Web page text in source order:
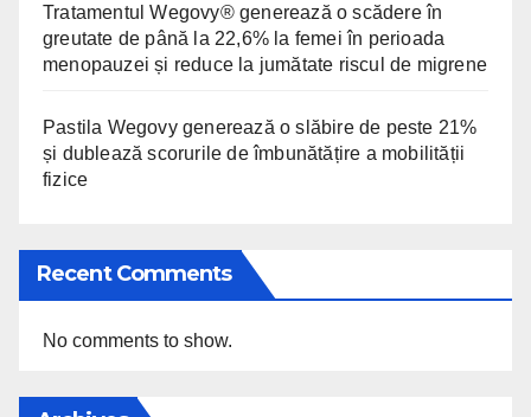
Tratamentul Wegovy® generează o scădere în
greutate de până la 22,6% la femei în perioada
menopauzei și reduce la jumătate riscul de migrene
Pastila Wegovy generează o slăbire de peste 21%
și dublează scorurile de îmbunătățire a mobilității
fizice
Recent Comments
No comments to show.